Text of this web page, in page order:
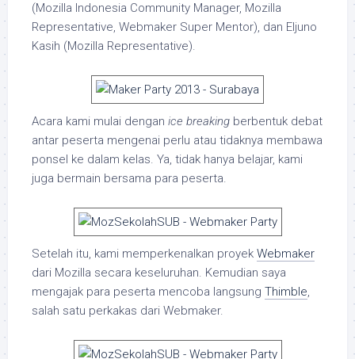
(Mozilla Indonesia Community Manager, Mozilla
Representative, Webmaker Super Mentor), dan Eljuno
Kasih (Mozilla Representative).
Acara kami mulai dengan ice breaking berbentuk debat
antar peserta mengenai perlu atau tidaknya membawa
ponsel ke dalam kelas. Ya, tidak hanya belajar, kami
juga bermain bersama para peserta.
Setelah itu, kami memperkenalkan proyek Webmaker
dari Mozilla secara keseluruhan. Kemudian saya
mengajak para peserta mencoba langsung Thimble,
salah satu perkakas dari Webmaker.